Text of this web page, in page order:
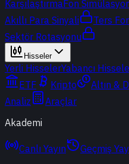
KarşılaştırmaFon
Akıllı Para Sinyali
Ters
Sektör Rotasyonu
Hisseler
Yerli HisselerYabancı
ETF
Kripto Altın &
Analiz
Araçlar
Akademi
Canlı Yayın Geçmiş